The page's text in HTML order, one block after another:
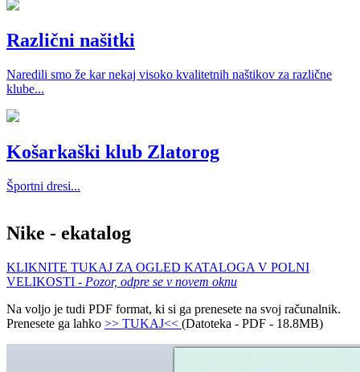
Različni našitki
Naredili smo že kar nekaj visoko kvalitetnih naštikov za različne
klube...
Košarkaški klub Zlatorog
Športni dresi...
Nike - ekatalog
KLIKNITE TUKAJ ZA OGLED KATALOGA V POLNI
VELIKOSTI - Pozor, odpre se v novem oknu
Na voljo je tudi PDF format, ki si ga prenesete na svoj računalnik.
Prenesete ga lahko >> TUKAJ<< (Datoteka - PDF - 18.8MB)